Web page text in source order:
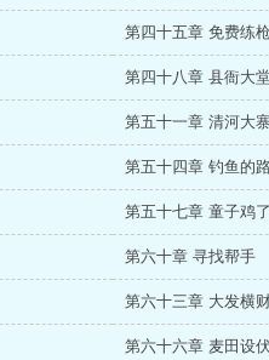
第四十五章 免费练
第四十八章 县衙大
第五十一章 清河大
第五十四章 钓鱼的
第五十七章 童子鸡
第六十章 寻找帮手
第六十三章 大发横
第六十六章 麦田设伏